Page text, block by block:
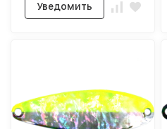
Уведомить